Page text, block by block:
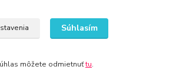
Eshop-rychlo.sk
Súhlasím
môžete odmietnuťtu.